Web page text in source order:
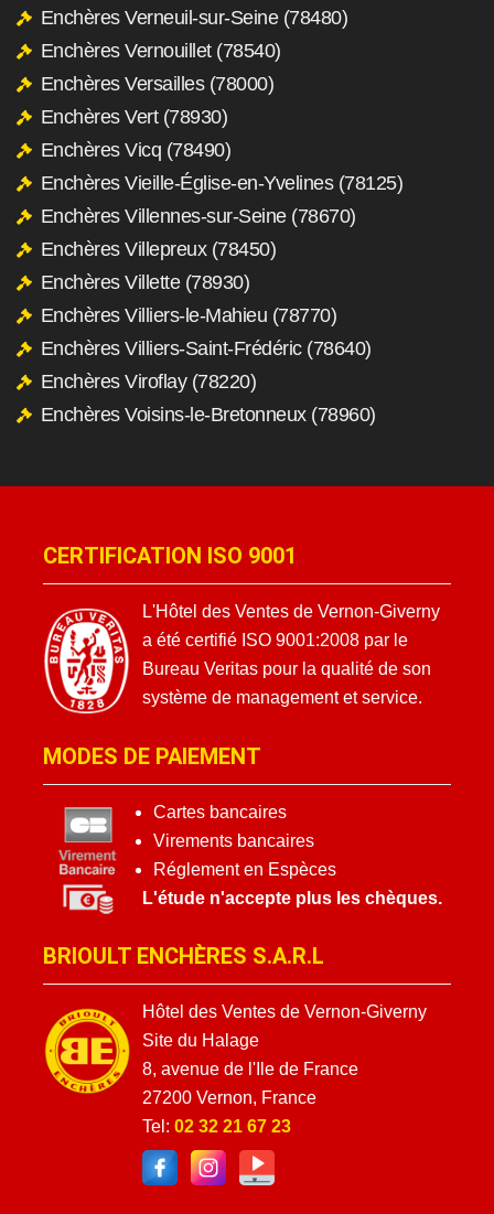
Enchères Verneuil-sur-Seine (78480)
Enchères Vernouillet (78540)
Enchères Versailles (78000)
Enchères Vert (78930)
Enchères Vicq (78490)
Enchères Vieille-Église-en-Yvelines (78125)
Enchères Villennes-sur-Seine (78670)
Enchères Villepreux (78450)
Enchères Villette (78930)
Enchères Villiers-le-Mahieu (78770)
Enchères Villiers-Saint-Frédéric (78640)
Enchères Viroflay (78220)
Enchères Voisins-le-Bretonneux (78960)
CERTIFICATION ISO 9001
L'Hôtel des Ventes de Vernon-Giverny
a été certifié ISO 9001:2008 par le
Bureau Veritas pour la qualité de son
système de management et service.
MODES DE PAIEMENT
Cartes bancaires
Virements bancaires
Réglement en Espèces
L'étude n'accepte plus les chèques.
BRIOULT ENCHÈRES S.A.R.L
Hôtel des Ventes de Vernon-Giverny
Site du Halage
8, avenue de l'Ile de France
27200 Vernon, France
Tel: 02 32 21 67 23